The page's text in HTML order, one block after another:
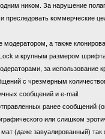
ником. За нарушение
коммерческие
а также
и крупным размером
за использование
с чрезмерным
сообщений и e-mail.
ранее сообщений
или слишком
(даже завуалированный) так